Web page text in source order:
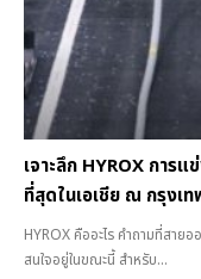
เจาะลึก HYROX การ
ที่สุดในเอเชีย ณ กรุงเ
HYROX คืออะไร คำถามที่สาย
สนใจอยู่ในขณะนี้ สำหรับ...